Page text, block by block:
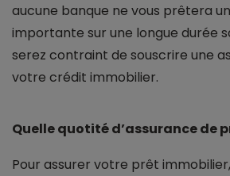
aucune banque ne vous prêtera
importante sur une longue durée
serez contraint de souscrire une
votre crédit immobilier.
Quelle quotité d’assurance de
Pour assurer votre prêt